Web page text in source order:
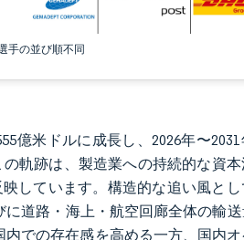
手の並び順不同
億米ドルに成長し、2026年〜
軌跡は、製造業への持続的な資
しています。構造的な追い風と
道路・海上・航空回廊全体の輸
での存在感を高める一方、国内